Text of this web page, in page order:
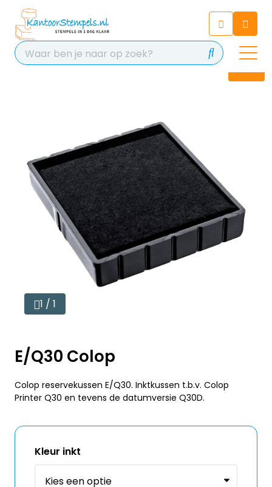
Chat 24/7 met onze chatbot
voor hulp
Contact
1 / 1
E/Q30 Colop
Colop reservekussen E/Q30. Inktkussen t.b.v. Colop
Printer Q30 en tevens de datumversie Q30D.
Kleur inkt